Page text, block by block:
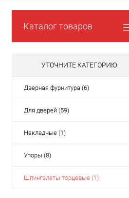
Каталог товаров
УТОЧНИТЕ КАТЕГОРИЮ:
Дверная фурнитура (6)
Для дверей (59)
Накладные (1)
Упоры (8)
Шпингалеты торцевые (1)